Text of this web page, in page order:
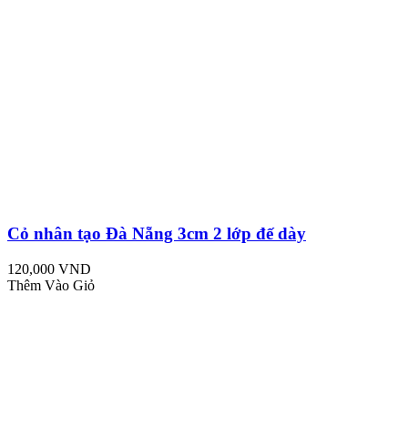
Cỏ nhân tạo Đà Nẵng 3cm 2 lớp đế dày
120,000 VND
Thêm Vào Giỏ